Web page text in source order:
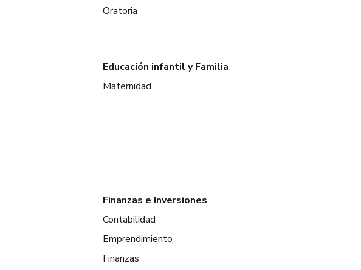
Oratoria
Educación infantil y Familia
Maternidad
Finanzas e Inversiones
Contabilidad
Emprendimiento
Finanzas